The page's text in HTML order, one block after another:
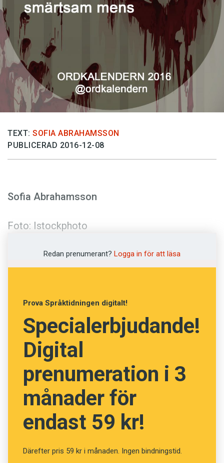
Anmäl till språkpolisen
Föreslå nyord
Annonsera
Prenumerera
Läs Språktidningen digitalt
Press
TEXT: SOFIA ABRAHAMSSON
PUBLICERAD 2016-12-08
Sofia Abrahamsson
Foto: Istockphoto
Redan prenumerant? Logga in för att läsa
Prova Språktidningen digitalt!
Specialerbjudande!
Digital
prenumeration i 3
månader för
endast 59 kr!
Därefter pris 59 kr i månaden. Ingen bindningstid.